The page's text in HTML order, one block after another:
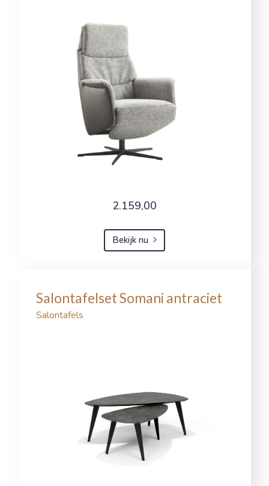
2.159,00
Bekijk nu
Salontafelset Somani antraciet
Salontafels